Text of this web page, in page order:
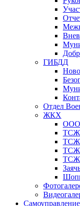
ГИБДД
Отдел
ЖКХ
ООО
ТСЖ
ТСЖ
ТСЖ
ТСЖ
Самоуправление